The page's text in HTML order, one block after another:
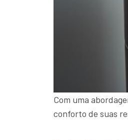
Com uma
conforto de suas